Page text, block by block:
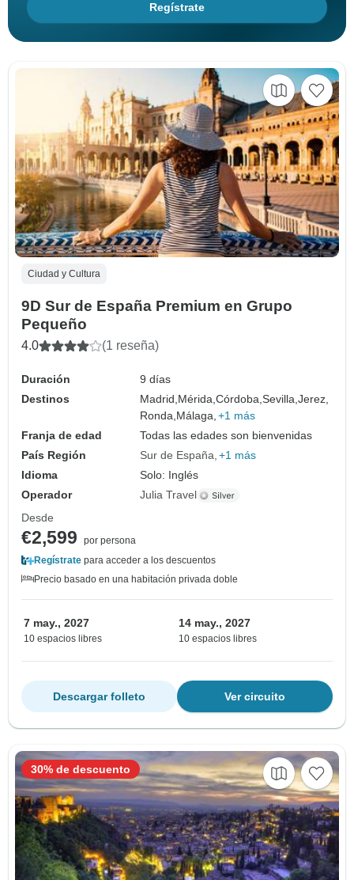
Regístrate
Ciudad y Cultura
9D Sur de España Premium en Grupo
Pequeño
4.0 (1 reseña)
Duración
9 días
Destinos
Madrid,Mérida,Córdoba,Sevilla,Jerez,
Ronda,Málaga, +1 más
Franja de edad
Todas las edades son bienvenidas
País Región
Sur de España +1 más
Idioma
Solo: Inglés
Operador
Julia Travel
Desde
€2,599
por persona
Regístrate para acceder a los descuentos
Precio basado en una habitación privada doble
7 may., 2027
10 espacios libres
14 may., 2027
10 espacios libres
Ver circuito
Descargar folleto
30% de descuento